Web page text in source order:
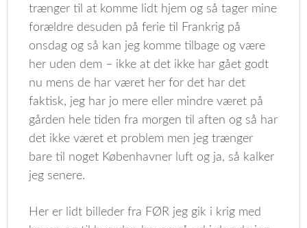
trænger til at komme lidt hjem og så tager mine
forældre desuden på ferie til Frankrig på
onsdag og så kan jeg komme tilbage og være
her uden dem – ikke at det ikke har gået godt
nu mens de har været her for det har det
faktisk, jeg har jo mere eller mindre været på
gården hele tiden fra morgen til aften og så har
det ikke været et problem men jeg trænger
bare til noget Københavner luft og ja, så kalker
jeg senere.
Her er lidt billeder fra FØR jeg gik i krig med